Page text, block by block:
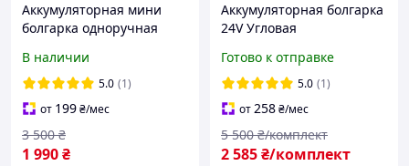
Аккумуляторная мини
болгарка одноручная
шлифмашина турбинка
Девольт 125 мм в кейсе с
зарядкой 2 АКБ 48V/6Ah
В наличии
5.0 (1)
от 199₴/мес
1 990₴
3 500 ₴
Аккумуляторная болгарка
24V Угловая
аккумуляторная 125 мм
УШМ аккумуляторная 2
АКБ 5Ah Бесщеточная
болгарка Кейс
Готово к отправке
5.0 (1)
от258₴/мес
2 585₴/комплект
5 500 ₴/комплект